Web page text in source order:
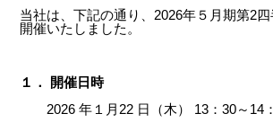
当社は、下記の通り、2026年５月期第2
開催いたしました。
１． 開催日時
2026 年１月22 日（木） 13：30～14